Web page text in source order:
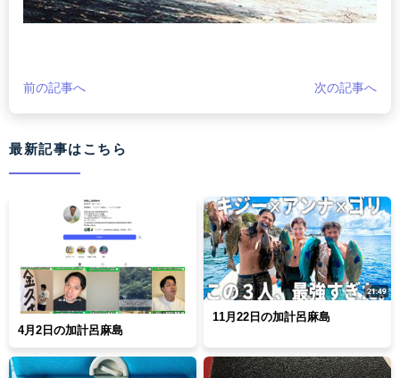
前の記事へ 次の記事へ
最新記事はこちら
4月2日の加計呂麻島
11月22日の加計呂麻島